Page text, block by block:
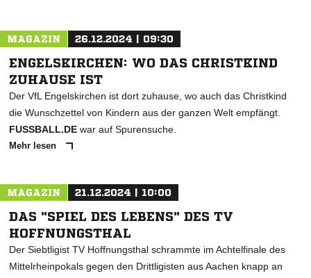
MAGAZIN 26.12.2024 | 09:30
ENGELSKIRCHEN: WO DAS CHRISTKIND
ZUHAUSE IST
Der VfL Engelskirchen ist dort zuhause, wo auch das Christkind
die Wunschzettel von Kindern aus der ganzen Welt empfängt.
FUSSBALL.DE war auf Spurensuche.
Mehr lesen
MAGAZIN 21.12.2024 | 10:00
DAS "SPIEL DES LEBENS" DES TV
HOFFNUNGSTHAL
Der Siebtligist TV Hoffnungsthal schrammte im Achtelfinale des
Mittelrheinpokals gegen den Drittligisten aus Aachen knapp an